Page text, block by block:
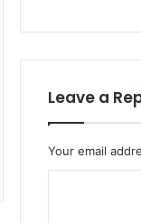
Leave a
Your email